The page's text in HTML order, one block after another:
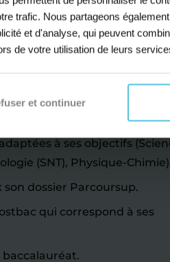
trafic. Nous partageons
et d'analyse, qui peuvent
de votre utilisation de leurs
et continuer
surpasser.
simple étape scolaire :
son avenir. Les défis à
à ses objectifs
(SNT), Physique-
dossier Parcoursup.
qui correspond à ses
baccalauréat.